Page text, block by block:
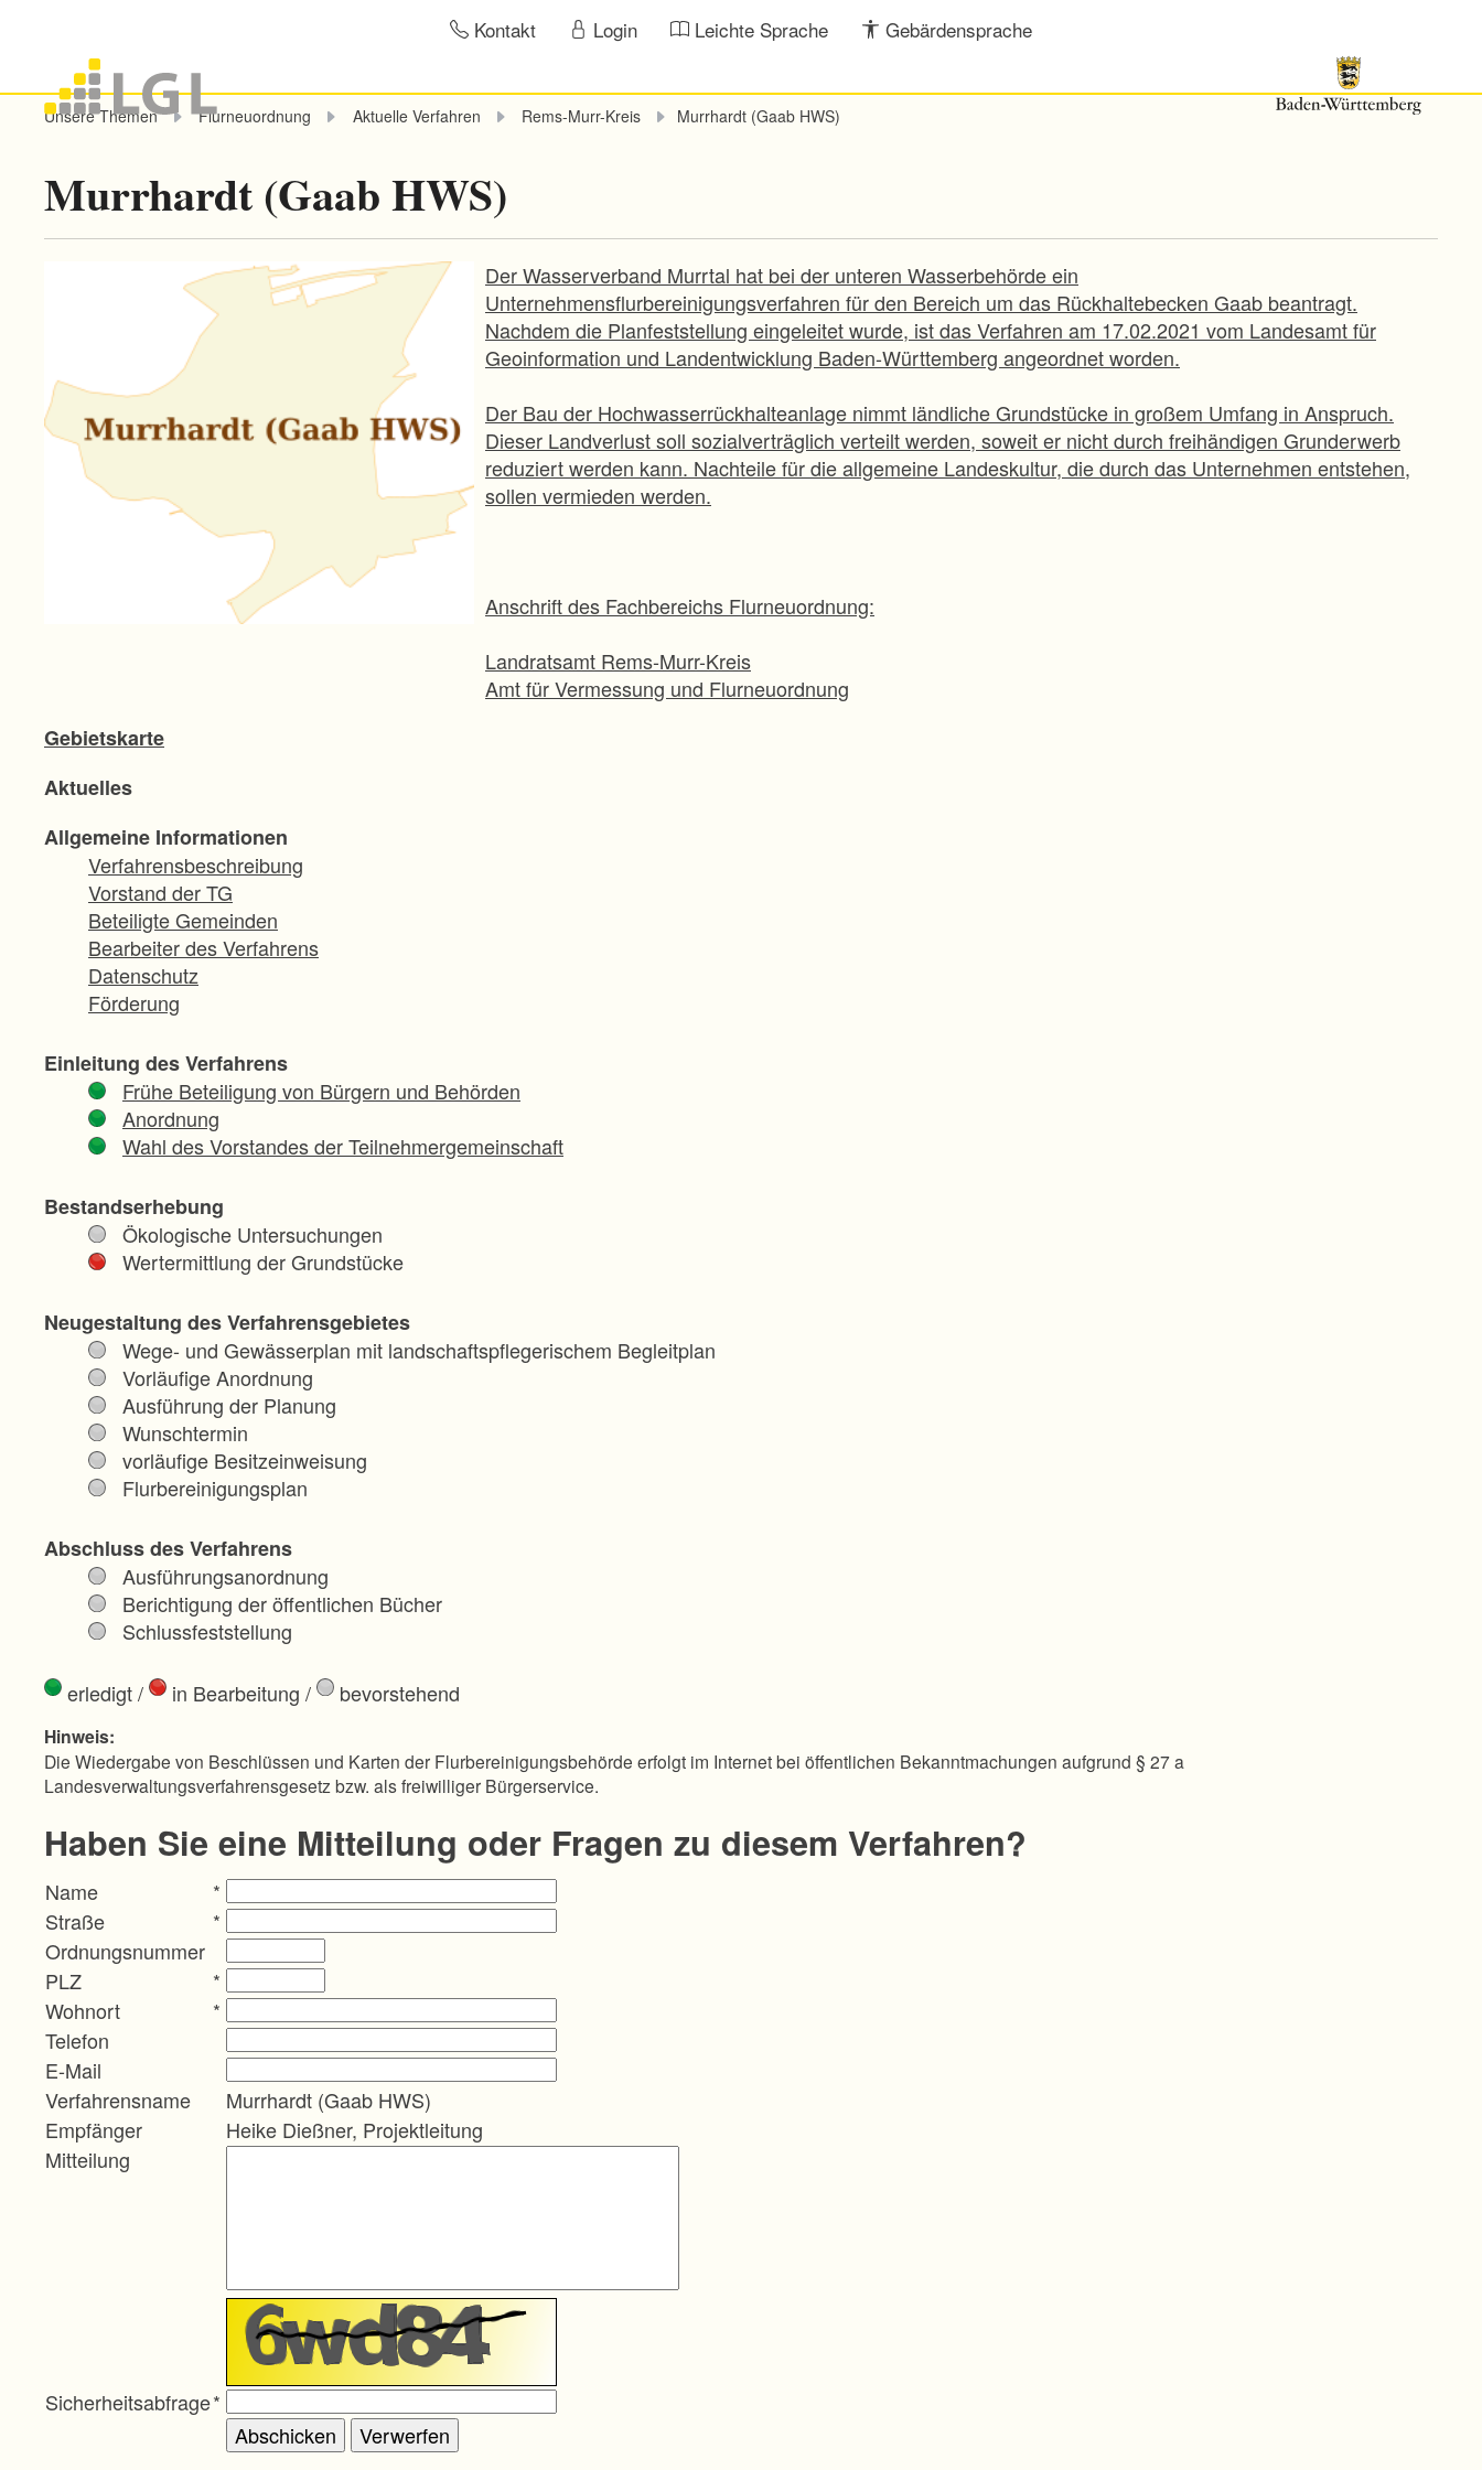
Kontakt Login Leichte Sprache Gebärdensprache
Unsere Themen Flurneuordnung Aktuelle Verfahren Rems-Murr-Kreis Murrhardt (Gaab HWS)
Murrhardt (Gaab HWS)
Der Wasserverband Murrtal hat bei der unteren Wasserbehörde ein
Unternehmensflurbereinigungsverfahren für den Bereich um das Rückhaltebecken Gaab beantragt.
Nachdem die Planfeststellung eingeleitet wurde, ist das Verfahren am 17.02.2021 vom Landesamt für
Geoinformation und Landentwicklung Baden-Württemberg angeordnet worden.
Der Bau der Hochwasserrückhalteanlage nimmt ländliche Grundstücke in großem Umfang in Anspruch.
Dieser Landverlust soll sozialverträglich verteilt werden, soweit er nicht durch freihändigen Grunderwerb
reduziert werden kann. Nachteile für die allgemeine Landeskultur, die durch das Unternehmen entstehen,
sollen vermieden werden.
Anschrift des Fachbereichs Flurneuordnung:
Landratsamt Rems-Murr-Kreis
Amt für Vermessung und Flurneuordnung
Gebietskarte
Aktuelles
Allgemeine Informationen
Verfahrensbeschreibung
Vorstand der TG
Beteiligte Gemeinden
Bearbeiter des Verfahrens
Datenschutz
Förderung
Einleitung des Verfahrens
Frühe Beteiligung von Bürgern und Behörden
Anordnung
Wahl des Vorstandes der Teilnehmergemeinschaft
Bestandserhebung
Ökologische Untersuchungen
Wertermittlung der Grundstücke
Neugestaltung des Verfahrensgebietes
Wege- und Gewässerplan mit landschaftspflegerischem Begleitplan
Vorläufige Anordnung
Ausführung der Planung
Wunschtermin
vorläufige Besitzeinweisung
Flurbereinigungsplan
Abschluss des Verfahrens
Ausführungsanordnung
Berichtigung der öffentlichen Bücher
Schlussfeststellung
erledigt/ in Bearbeitung / bevorstehend
Hinweis:
Die Wiedergabe von Beschlüssen und Karten der Flurbereinigungsbehörde erfolgt im Internet bei öffentlichen Bekanntmachungen aufgrund § 27 a
Landesverwaltungsverfahrensgesetz bzw. als freiwilliger Bürgerservice.
Haben Sie eine Mitteilung oder Fragen zu diesem Verfahren?
Name
*
Straße
*
Ordnungsnummer
PLZ
*
Wohnort
*
Telefon
E-Mail
Verfahrensname
Murrhardt (Gaab HWS)
Empfänger
Heike Dießner, Projektleitung
Mitteilung
Sicherheitsabfrage*